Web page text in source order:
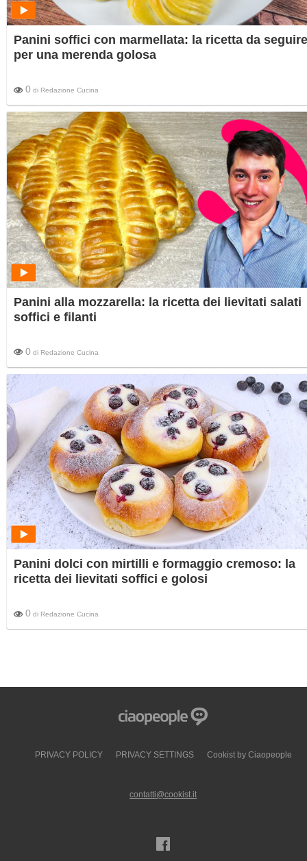
Panini soffici con marmellata: la ricetta da seguire
per una merenda golosa
0 di Redazione Cucina
Panini alla mozzarella: la ricetta dei lievitati salati
soffici e filanti
0 di Redazione Cucina
Panini dolci con mirtilli e formaggio cremoso: la
ricetta dei lievitati soffici e golosi
0 di Redazione Cucina
PRIVACY POLICY PRIVACY SETTINGS Cookist by Ciaopeople
contatti@cookist.it